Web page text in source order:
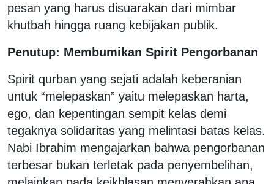
pesan yang harus disuarakan dari mimbar
khutbah hingga ruang kebijakan publik.
Penutup: Membumikan Spirit Pengorbanan
Spirit qurban yang sejati adalah keberanian
untuk “melepaskan” yaitu melepaskan harta,
ego, dan kepentingan sempit kelas demi
tegaknya solidaritas yang melintasi batas kelas.
Nabi Ibrahim mengajarkan bahwa pengorbanan
terbesar bukan terletak pada penyembelihan,